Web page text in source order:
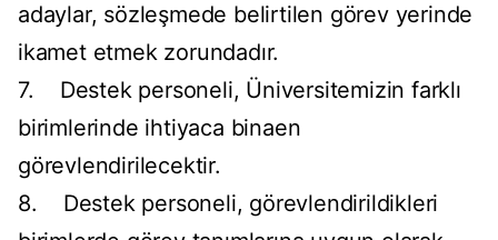
adaylar, sözleşmede belirtilen görev yerinde
ikamet etmek zorundadır.
7. Destek personeli, Üniversitemizin farklı
birimlerinde ihtiyaca binaen
görevlendirilecektir.
8. Destek personeli, görevlendirildikleri